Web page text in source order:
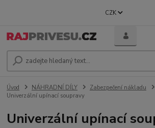
CZK
Úvod NÁHRADNÍ DÍLY Zabezpečení nákladu
Univerzální upínací soupravy
Univerzální upínací